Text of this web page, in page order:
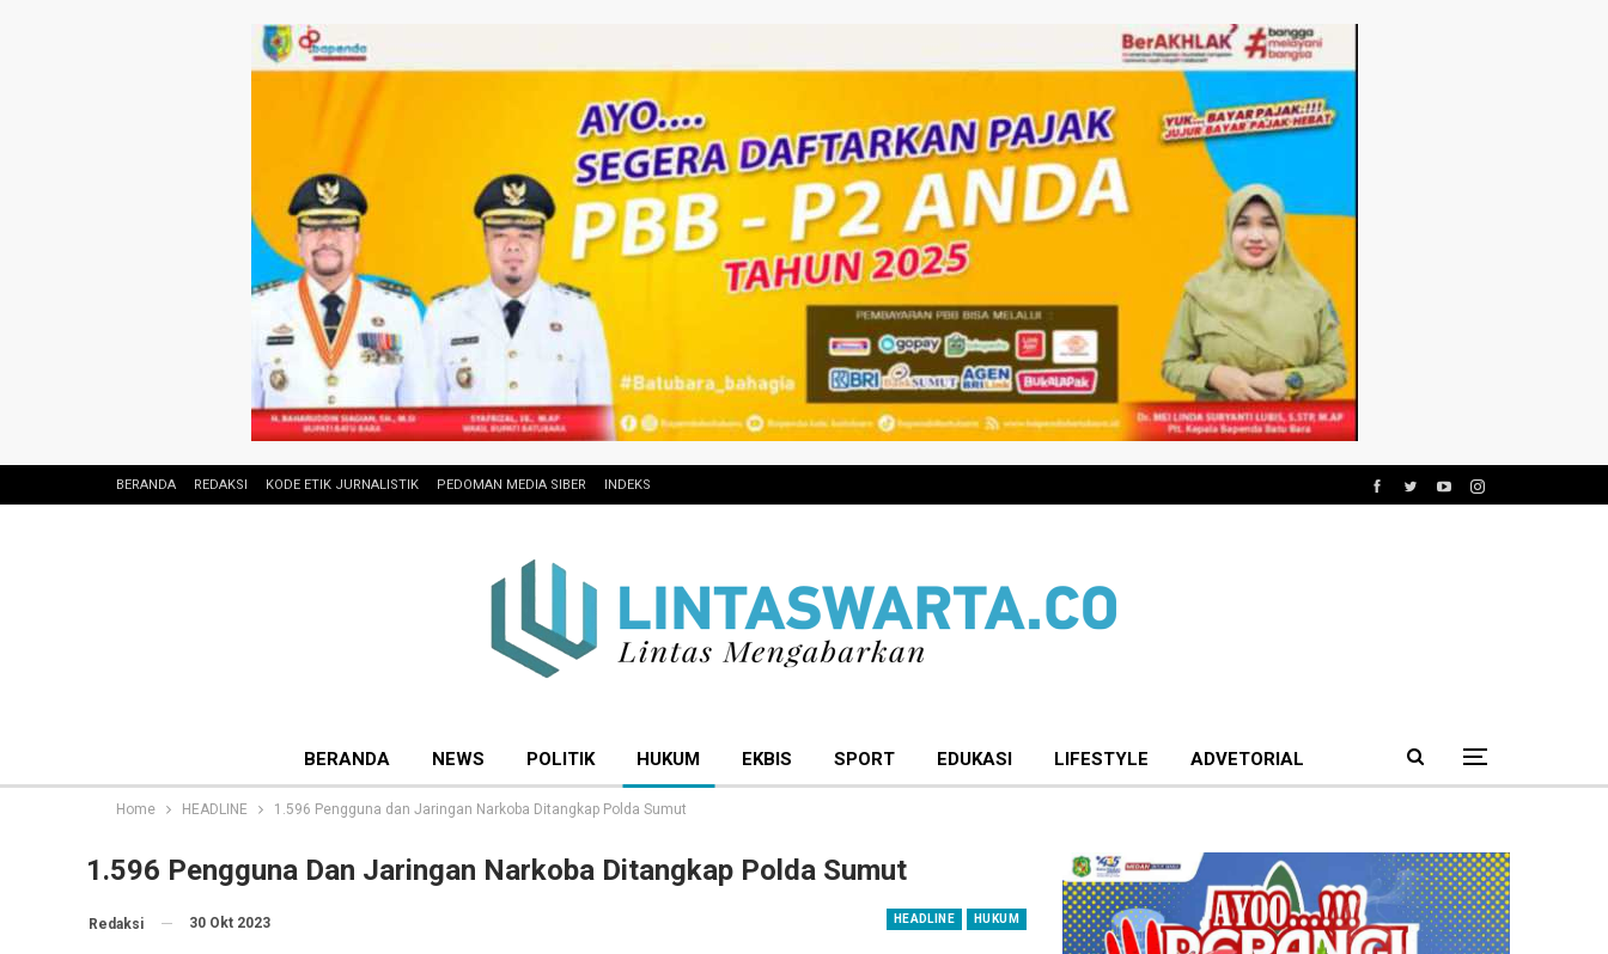
BERANDA REDAKSI KODE ETIK JURNALISTIK PEDOMAN MEDIA SIBER INDEKS
BERANDA NEWS POLITIK HUKUM EKBIS SPORT EDUKASI LIFESTYLE ADVETORIAL
Home HEADLINE 1.596 Pengguna dan Jaringan Narkoba Ditangkap Polda Sumut
1.596 Pengguna Dan Jaringan Narkoba Ditangkap Polda Sumut
HEADLINE HUKUM
Redaksi 30 Okt 2023